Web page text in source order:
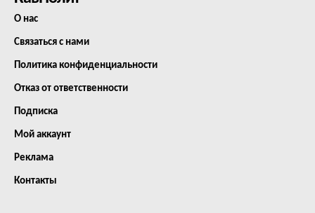
О нас
Связаться с нами
Политика конфиденциальности
Отказ от ответственности
Подписка
Мой аккаунт
Реклама
Контакты